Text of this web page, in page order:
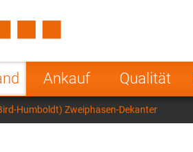
Ankauf Qualität
Poland
India
Humboldt) Zweiphasen-Dekanter